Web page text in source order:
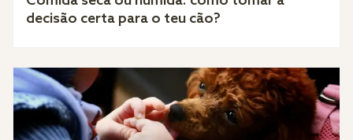
decisão certa para o teu cão?